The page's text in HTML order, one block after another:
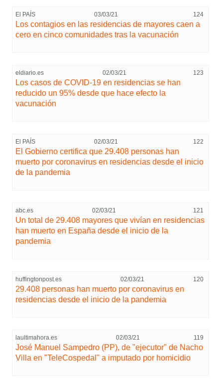
El PAÍS 03/03/21 124
Los contagios en las residencias de mayores caen a
cero en cinco comunidades tras la vacunación
eldiario.es 02/03/21 123
Los casos de COVID-19 en residencias se han
reducido un 95% desde que hace efecto la
vacunación
El PAÍS 02/03/21 122
El Gobierno certifica que 29.408 personas han
muerto por coronavirus en residencias desde el inicio
de la pandemia
abc.es 02/03/21 121
Un total de 29.408 mayores que vivían en residencias
han muerto en España desde el inicio de la
pandemia
huffingtonpost.es 02/03/21 120
29.408 personas han muerto por coronavirus en
residencias desde el inicio de la pandemia
laultimahora.es 02/03/21 119
José Manuel Sampedro (PP), de "ejecutor" de Nacho
Villa en "TeleCospedal" a imputado por homicidio